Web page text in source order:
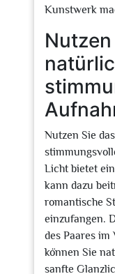
Kunstwerk
Nutzen Sie
Licht bietet
kann dazu
romantische
einzufangen.
des Paares
können Sie
sanfte